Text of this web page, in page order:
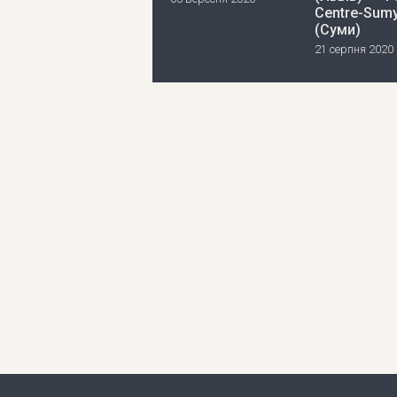
Centre-
(Суми)
21 серпня 2020